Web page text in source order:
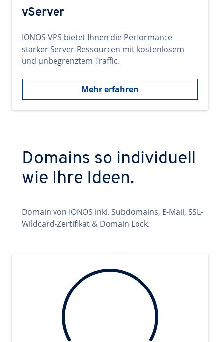
vServer
IONOS VPS bietet Ihnen die Performance
starker Server-Ressourcen mit kostenlosem
und unbegrenztem Traffic.
Mehr erfahren
Domains so individuell
wie Ihre Ideen.
Domain von IONOS inkl. Subdomains, E-Mail, SSL-
Wildcard-Zertifikat & Domain Lock.